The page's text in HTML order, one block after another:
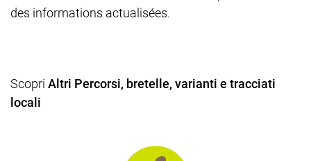
des informations actualisées.
Scopri Altri Percorsi, bretelle, varianti e tracciati
locali